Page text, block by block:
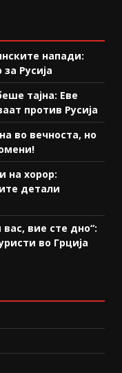
напади:
Русија
тајна: Еве
против Русија
во вечноста, но
на хорор:
детали
вие сте дно“:
во Грција